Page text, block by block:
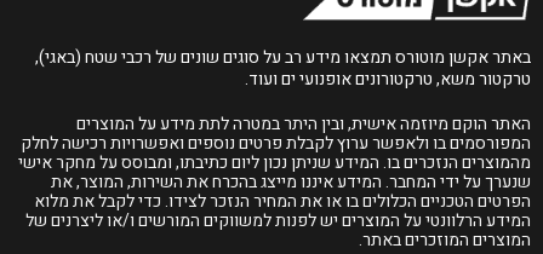
באתר אקשן מוטורס תמצאו מידע רב על סוגים שונים של רכבי שטח (באגי),
טרקטור משא, טרקטורונים אופנועי ים ועוד.
האתר הוקם מיוזמה אישית, ובין היתר במטרה לתת מידע על המוצרים
המפורסמים בו ולאפשר ערוץ לקבלת פרטים נוספים ואפשרויות רכישה לחלק
מהמוצרים הנזכרים בו. המידע שניתן נכון ליום כתיבתו, ומבוסס על מחקר אישי
שנערך על ידי המחבר. המידע איננו מייצג בהכרח את השירות, המוצר, את
הפרטים הטכניים הכלולים בו או את המחיר הנזכר לצידו. כדי לקבל את מלוא
המידע הרלוונטי על המוצרים יש לפנות למשווקים המורשים ו/או ליצרנים של
המוצרים המוזכרים באתר.